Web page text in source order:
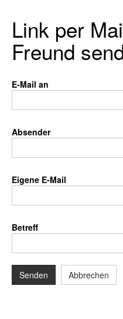
Link per
Freund
E-Mail an
Absender
Eigene E-Mail
Betreff
Senden Abbrechen